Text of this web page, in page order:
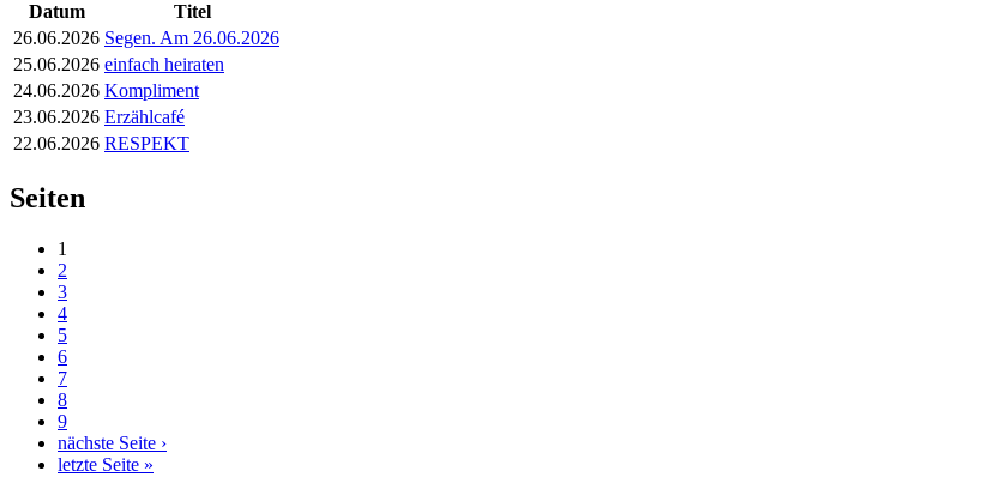
Datum
Titel
26.06.2026 Segen. Am 26.06.2026
25.06.2026 einfach heiraten
24.06.2026 Kompliment
23.06.2026 Erzählcafé
22.06.2026 RESPEKT
Seiten
1
2
3
4
5
6
7
8
9
nächste Seite ›
letzte Seite »